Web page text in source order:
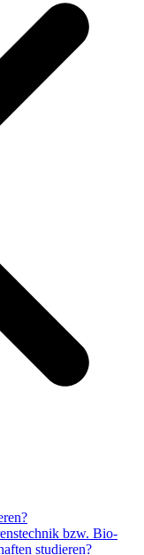
bzw. Bio-
studieren?